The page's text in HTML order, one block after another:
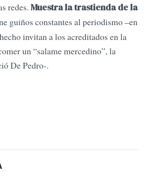
redes. Muestra la trastienda de la
guiños constantes al periodismo –en
invitan a los acreditados en la
un “salame mercedino”, la
De Pedro-.